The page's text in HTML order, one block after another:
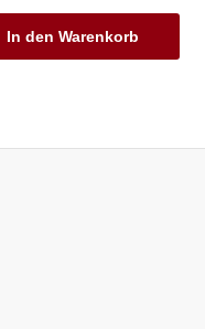
In den Warenkorb